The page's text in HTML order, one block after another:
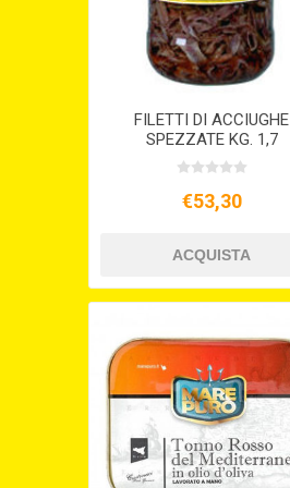
FILETTI DI ACCIUGHE
SPEZZATE KG. 1,7
€53,30